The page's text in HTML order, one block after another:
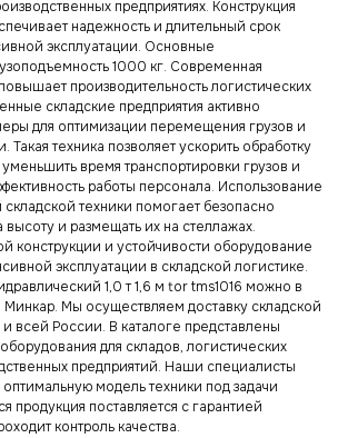
предприятиях. Конструкция
надежность и длительный срок
эксплуатации. Основные
1000 кг. Современная
производительность логистических
складские предприятия активно
для оптимизации перемещения грузов и
Такая техника позволяет ускорить обработку
время транспортировки грузов и
работы персонала. Использование
техники помогает безопасно
высоту и размещать их на стеллажах.
конструкции и устойчивости оборудование
эксплуатации в складской логистике.
1,0 т 1,6 м tor tms1016 можно в
Минкар. Мы осуществляем доставку складской
всей России. В каталоге представлены
для складов, логистических
предприятий. Наши специалисты
модель техники под задачи
продукция поставляется с гарантией
контроль качества.